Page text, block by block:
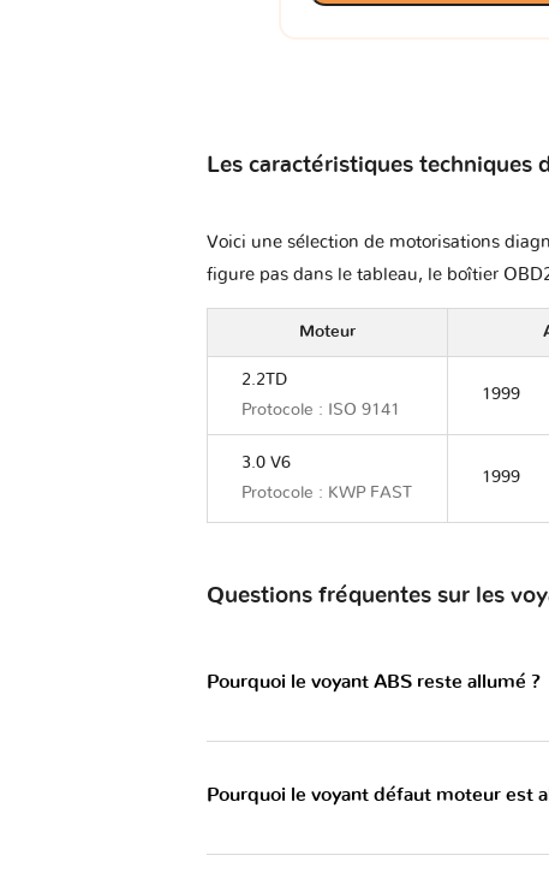
Les caractéristiques techniques
Voici une sélection de motorisations
figure pas dans le tableau, le boîtier
Moteur
2.2TD
Protocole : ISO 9141
1999
3.0 V6
Protocole : KWP FAST
1999
Questions fréquentes sur les
Pourquoi le voyant ABS reste allumé ?
Pourquoi le voyant défaut moteur est